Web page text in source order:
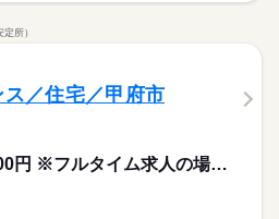
所）
／住宅／甲府市
214,000円〜375,100円 ※フルタイム求人の場合は月額（換算額）、パート求人の場合は時間額を表示しています。